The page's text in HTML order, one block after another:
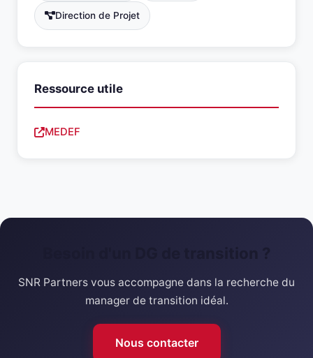
Direction de Projet
Ressource utile
MEDEF
SNR Partners vous accompagne dans la recherche du
manager de transition idéal.
Nous contacter